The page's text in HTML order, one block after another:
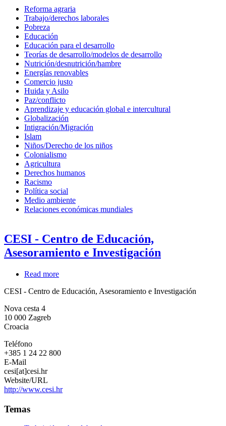
Reforma agraria
Trabajo/derechos laborales
Pobreza
Educación
Educación para el desarrollo
Teorías de desarrollo/modelos de desarrollo
Nutrición/desnutrición/hambre
Energías renovables
Comercio justo
Huida y Asilo
Paz/conflicto
Aprendizaje y educación global e intercultural
Globalización
Intigración/Migración
Islam
Niños/Derecho de los niños
Colonialismo
Agricultura
Derechos humanos
Racismo
Política social
Medio ambiente
Relaciones económicas mundiales
CESI - Centro de Educación,
Asesoramiento e Investigación
Read more
-
CESI - Centro de Educación, Asesoramiento e Investigación
Nova cesta 4
10 000 Zagreb
Croacia
Teléfono
+385 1 24 22 800
E-Mail
cesi[at]cesi.hr
Website/URL
http://www.cesi.hr
Temas